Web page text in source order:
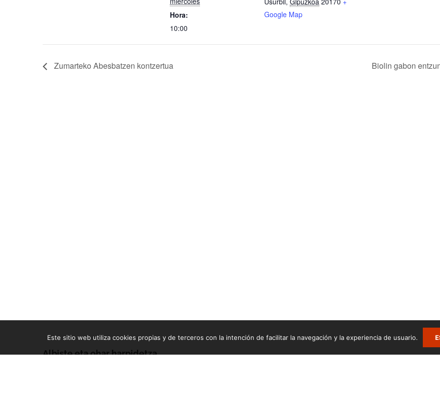
Hora:
10:00
Google Map
Zumarteko Abesbatzen kontzertua Biolin gabon
Albiste eta ohar harpidetza
Este sitio web utiliza cookies propias y de terceros con la intención de facilitar la navegación y la experiencia de usuario.